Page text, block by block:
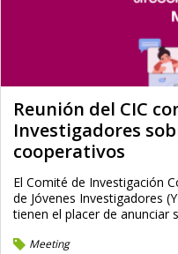
Reunión del CIC
Investigadores
cooperativos
El Comité de Investigación
de Jóvenes Investigadores
tienen el placer de anunciar
Meeting